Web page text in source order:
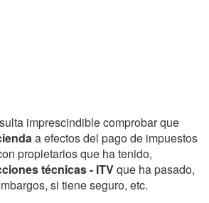
imprescindible comprobar que
a efectos del pago de impuestos
propietarios que ha tenido,
técnicas - ITVque ha pasado,
si tiene seguro, etc.